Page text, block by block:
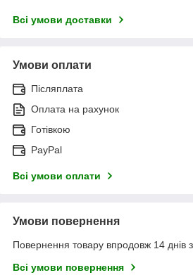
Всі умови доставки
Умови оплати
Післяплата
Оплата на рахунок
Готівкою
PayPal
Всі умови оплати
Умови повернення
Повернення товару впродовж 14 днів
Всі умови повернення